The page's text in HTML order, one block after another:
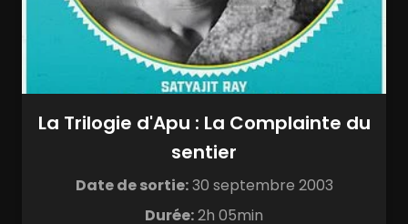
La Trilogie d'Apu : La Complainte du
sentier
Date de sortie:30 septembre 2003
Durée:2h 05min